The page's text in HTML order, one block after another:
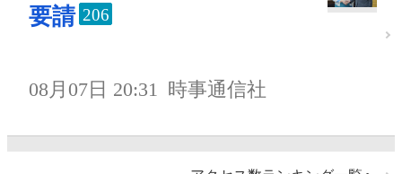
要請 206
08月07日 20:31 時事通信社